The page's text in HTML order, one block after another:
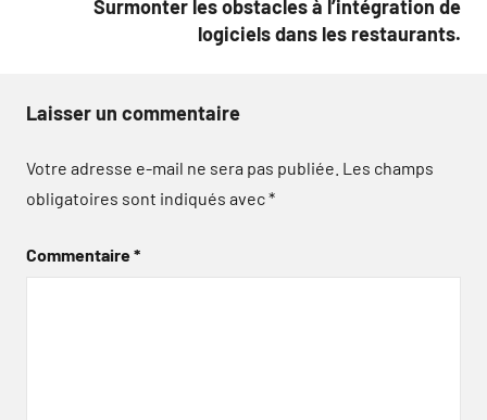
Surmonter les obstacles à l’intégration de
logiciels dans les restaurants.
Laisser un commentaire
Votre adresse e-mail ne sera pas publiée. Les champs
obligatoires sont indiqués avec*
Commentaire*